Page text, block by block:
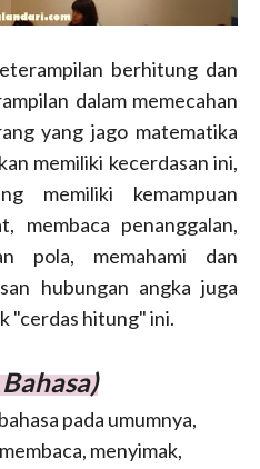
berhitung dan
dalam memecahan
yang jago matematika
memiliki kecerdasan ini,
memiliki kemampuan
membaca penanggalan,
pola, memahami dan
hubungan angka juga
"cerdas hitung" ini.
pada umumnya,
menyimak,